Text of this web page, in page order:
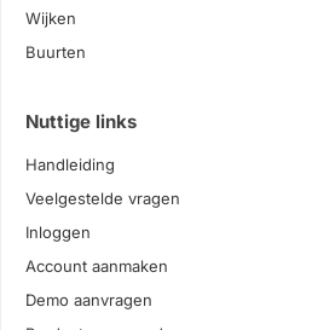
Wijken
Buurten
Nuttige links
Handleiding
Veelgestelde vragen
Inloggen
Account aanmaken
Demo aanvragen